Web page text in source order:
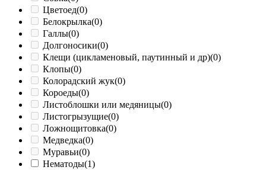
Цветоед(0)
Белокрылка(0)
Галлы(0)
Долгоносики(0)
Клещи (цикламеновый, паутинный и др)(0)
Клопы(0)
Колорадский жук(0)
Короеды(0)
Листоблошки или медяницы(0)
Листогрызущие(0)
Ложнощитовка(0)
Медведка(0)
Муравьи(0)
Нематоды(1)